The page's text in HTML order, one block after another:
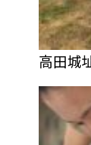
高田城